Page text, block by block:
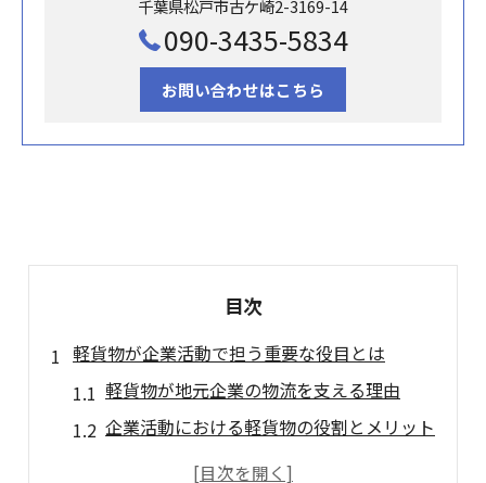
千葉県松戸市古ケ崎2-3169-14
090-3435-5834
お問い合わせはこちら
目次
軽貨物が企業活動で担う重要な役目とは
軽貨物が地元企業の物流を支える理由
企業活動における軽貨物の役割とメリット
軽貨物が地域経済へもたらす効果とは